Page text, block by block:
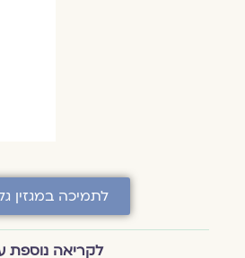
לתמיכה במגזין
לקריאה נוספת